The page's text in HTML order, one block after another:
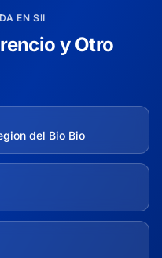
EN SII
y Otro
del Bio Bio